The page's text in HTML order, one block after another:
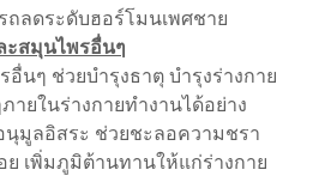
ถลดระดับฮอร์โมนเพศชาย
ะสมุนไพรอื่นๆ
นๆ ช่วยบำรุงธาตุ บำรุงร่างกาย
ายในร่างกายทำงานได้อย่าง
มูลอิสระ ช่วยชะลอความชรา
ย เพิ่มภูมิต้านทานให้แก่ร่างกาย